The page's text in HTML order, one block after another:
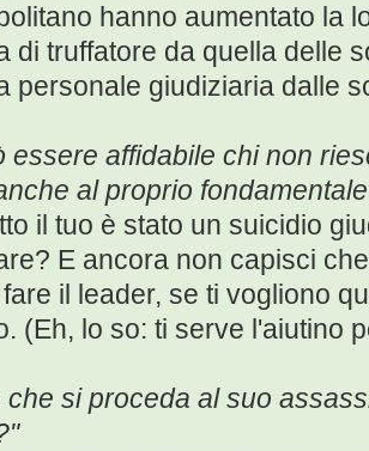
hanno aumentato la
di truffatore da quella delle
personale giudiziaria dalle
essere affidabile chi non
al proprio
il tuo è stato un suicidio
E ancora non capisci
il leader, se ti vogliono
(Eh, lo so: ti serve l'aiutino
che si proceda al suo